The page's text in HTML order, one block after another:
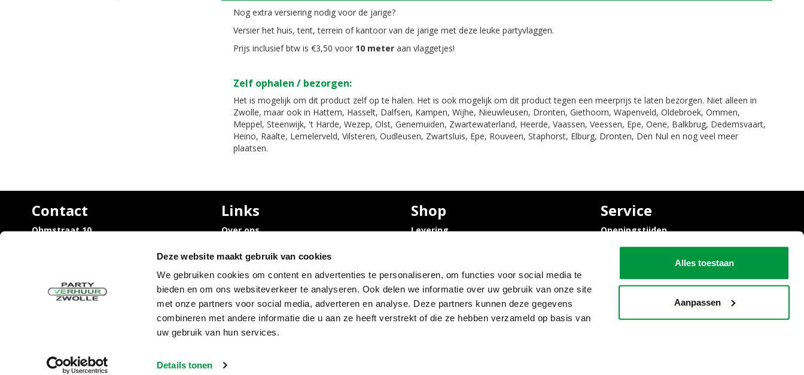
Deze website maakt gebruik van cookies
We gebruiken cookies om content en advertenties te personaliseren, om functies voor social media te
bieden en om ons websiteverkeer te analyseren. Ook delen we informatie over uw gebruik van onze site
met onze partners voor social media, adverteren en analyse. Deze partners kunnen deze gegevens
combineren met andere informatie die u aan ze heeft verstrekt of die ze hebben verzameld op basis van
uw gebruik van hun services.
Details tonen
Alles toestaan
Aanpassen
Nog extra versiering nodig voor de jarige?
Versier het huis, tent, terrein of kantoor van de jarige met deze leuke partyvlaggen.
Prijs inclusief btw is €3,50 voor 10 meter aan vlaggetjes!
Zelf ophalen / bezorgen:
Het is mogelijk om dit product zelf op te halen. Het is ook mogelijk om dit product tegen een meerprijs te laten bezorgen. Niet alleen in
Zwolle, maar ook in Hattem, Hasselt, Dalfsen, Kampen, Wijhe, Nieuwleusen, Dronten, Giethoorn, Wapenveld, Oldebroek, Ommen,
Meppel, Steenwijk, 't Harde, Wezep, Olst, Genemuiden, Zwartewaterland, Heerde, Vaassen, Veessen, Epe, Oene, Balkbrug, Dedemsvaart,
Heino, Raalte, Lemelerveld, Vilsteren, Oudleusen, Zwartsluis, Epe, Rouveen, Staphorst, Elburg, Dronten, Den Nul en nog veel meer
plaatsen.
Contact
Ohmstraat 10,
Links
Over ons
Trouwen / Bruiloft
Uitvaart / Condoleance
rondom Zwolle
Sarah en Abraham pop
Tijdelijke opslagruimte
Shop
Levering
Service
Openingstijden